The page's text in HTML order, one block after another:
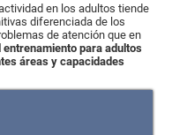
en los adultos tiende
diferenciada de los
de atención que en
entrenamiento para adultos
áreas y capacidades